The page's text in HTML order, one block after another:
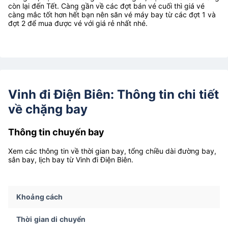
còn lại đến Tết. Càng gần về các đợt bán vé cuối thì giá vé
càng mắc tốt hơn hết bạn nên săn vé máy bay từ các đợt 1 và
đợt 2 để mua được vé với giá rẻ nhất nhé.
Vinh đi Điện Biên: Thông tin chi tiết
về chặng bay
Thông tin chuyến bay
Xem các thông tin về thời gian bay, tổng chiều dài đường bay,
sân bay, lịch bay từ Vinh đi Điện Biên.
Khoảng cách
Thời gian di chuyển